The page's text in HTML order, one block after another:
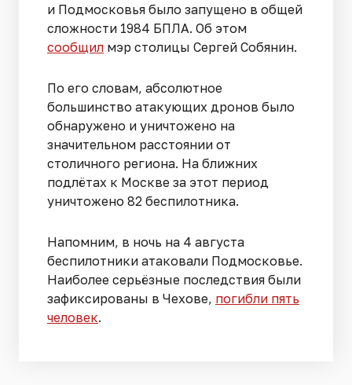
и Подмосковья было запущено в общей
сложности 1984 БПЛА. Об этом
сообщил мэр столицы Сергей Собянин.
По его словам, абсолютное
большинство атакующих дронов было
обнаружено и уничтожено на
значительном расстоянии от
столичного региона. На ближних
подлётах к Москве за этот период
уничтожено 82 беспилотника.
Напомним, в ночь на 4 августа
беспилотники атаковали Подмосковье.
Наиболее серьёзные последствия были
зафиксированы в Чехове, погибли пять
человек.